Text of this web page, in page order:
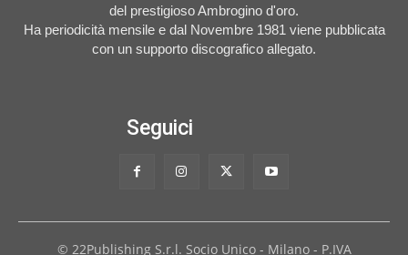
del prestigioso Ambrogino d'oro.
Ha periodicità mensile e dal Novembre 1981 viene pubblicata
con un supporto discografico allegato.
Seguici
© 22Publishing S.r.l. Socio Unico - Milano - P.IVA